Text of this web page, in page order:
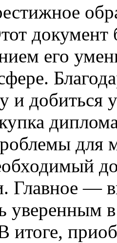
документ
его
и добиться
для
Главное —
уверенным в
итоге,